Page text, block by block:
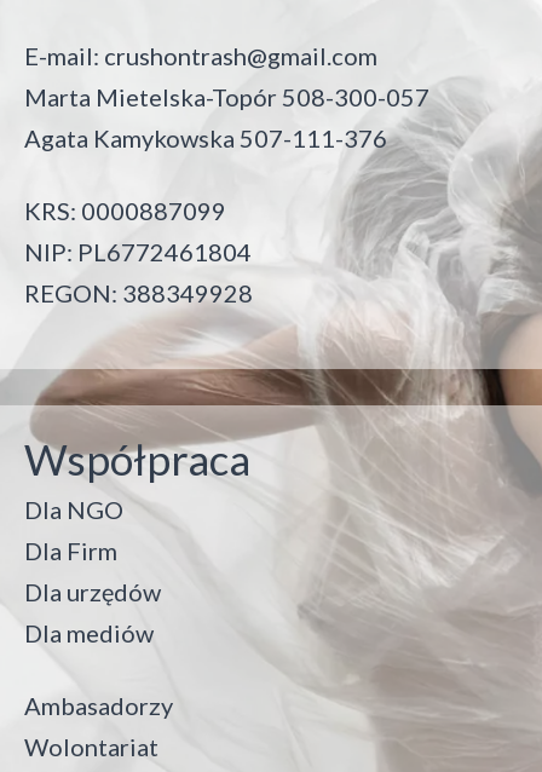
E-mail: crushontrash@gmail.com
Marta Mietelska-Topór 508-300-057
Agata Kamykowska 507-111-376
KRS: 0000887099
NIP: PL6772461804
REGON: 388349928
Współpraca
Dla NGO
Dla Firm
Dla urzędów
Dla mediów
Ambasadorzy
Wolontariat